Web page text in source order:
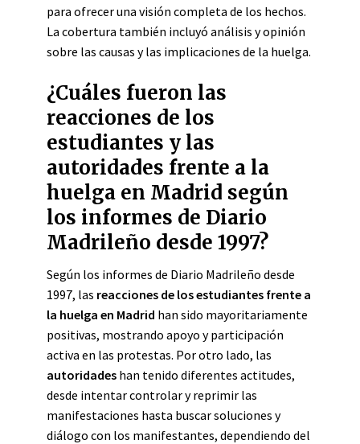
para ofrecer una visión completa de los hechos.
La cobertura también incluyó análisis y opinión
sobre las causas y las implicaciones de la huelga.
¿Cuáles fueron las
reacciones de los
estudiantes y las
autoridades frente a la
huelga en Madrid según
los informes de Diario
Madrileño desde 1997?
Según los informes de Diario Madrileño desde
1997, las reacciones de los estudiantes frente a
la huelga en Madrid han sido mayoritariamente
positivas, mostrando apoyo y participación
activa en las protestas. Por otro lado, las
autoridades han tenido diferentes actitudes,
desde intentar controlar y reprimir las
manifestaciones hasta buscar soluciones y
diálogo con los manifestantes, dependiendo del